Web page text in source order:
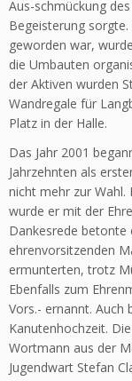
Aus-schmückung
Begeisterung
geworden war,
die Umbauten
der Aktiven wurden
Wandregale für
Platz in der Halle.
Das Jahr 2001
Jahrzehnten als
nicht mehr zur Wahl.
wurde er mit der
Dankesrede betonte
ehrenvorsitzenden
ermunterten, trotz
Ebenfalls zum
Vors.- ernannt. Auch
Kanutenhochzeit.
Wortmann aus der
Jugendwart Stefan